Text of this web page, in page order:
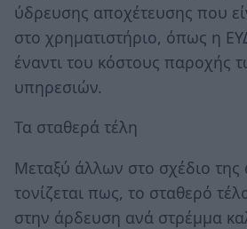
ύδρευσης αποχέτευσης που
στο χρηματιστήριο, όπως η
έναντι του κόστους παροχής
υπηρεσιών.
Τα σταθερά τέλη
Μεταξύ άλλων στο σχέδιο
τονίζεται πως, το σταθερό
στην άρδευση ανά στρέμμα